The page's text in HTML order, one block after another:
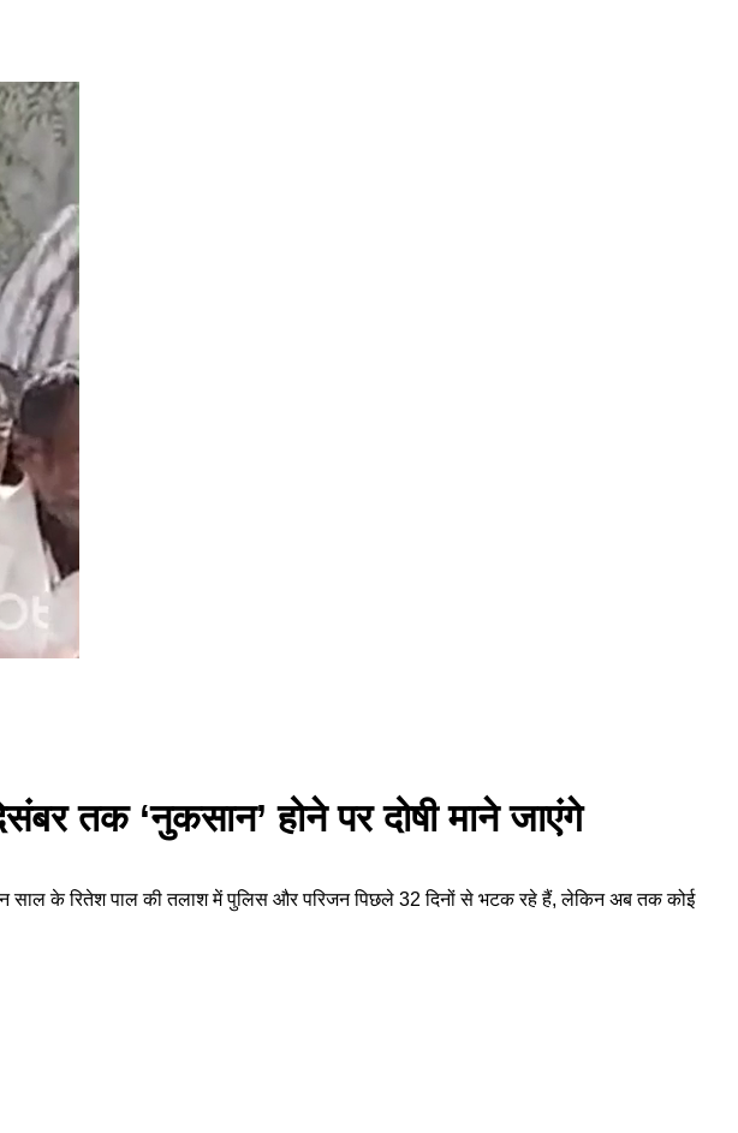
तक ‘नुकसान’ होने पर दोषी माने जाएंगे
साल के रितेश पाल की तलाश में पुलिस और परिजन पिछले 32 दिनों से भटक रहे हैं, लेकिन अब तक कोई